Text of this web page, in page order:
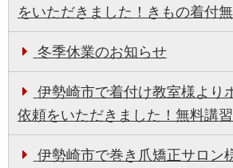
をいただきました！きもの着付
冬季休業のお知らせ
伊勢崎市で着付け教室様より
依頼をいただきました！無料講
伊勢崎市で巻き爪矯正サロン